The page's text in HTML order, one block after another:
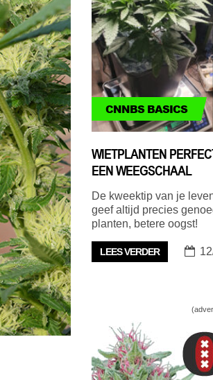
CNNBS BASICS
WIETPLANTEN
EEN WEEGSCHAAL
De kweektip van je
geef altijd precies
planten, betere oogst!
LEES VERDER